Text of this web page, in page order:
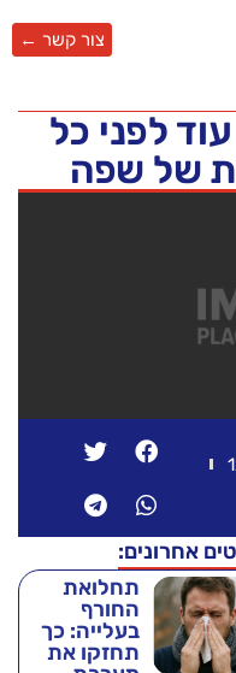
צור קשר ←
לפני כל
של שפה
אחרונים:
תחלואת
החורף
בעלייה: כך
תחזקו את